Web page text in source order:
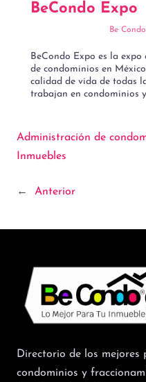
BeCondo Expo
Be
BeCondo Expo es la expo
de condominios en
calidad de vida de todas
trabajan en condominios
Administración de
Inmuebles
← Anterior
Directorio de los mejores
condominios y